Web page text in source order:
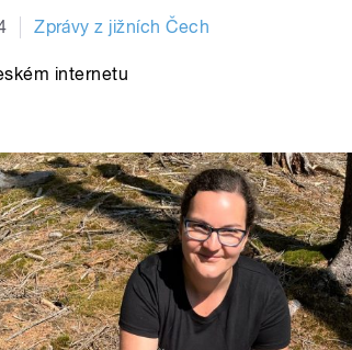
Zprávy z jižních Čech
internetu